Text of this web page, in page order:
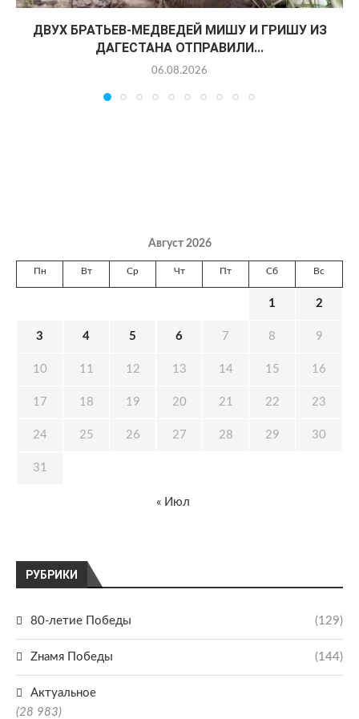
ДВУХ БРАТЬЕВ-МЕДВЕДЕЙ МИШУ И ГРИШУ ИЗ
ДАГЕСТАНА ОТПРАВИЛИ...
06.08.2026
РУБРИКИ
80-летие Победы (129)
Zнамя Победы (144)
Актуальное
(28 983)
Август 2026
Пн Вт Ср Чт Пт Сб Вс
1 2
3 4 5 6 7 8 9
10 11 12 13 14 15 16
17 18 19 20 21 22 23
24 25 26 27 28 29 30
31
« Июл